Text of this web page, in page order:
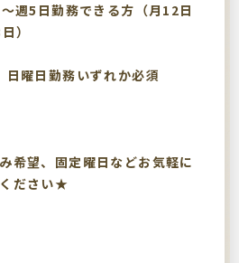
週5日勤務できる方（月12日
）
日曜日勤務いずれか必須
希望、固定曜日などお気軽に
ださい★